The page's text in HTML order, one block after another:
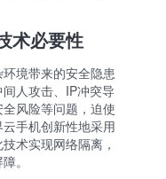
术必要性
境带来的安全隐患
人攻击、IP冲突导
风险等问题，迫使
手机创新性地采用
术实现网络隔离，
。